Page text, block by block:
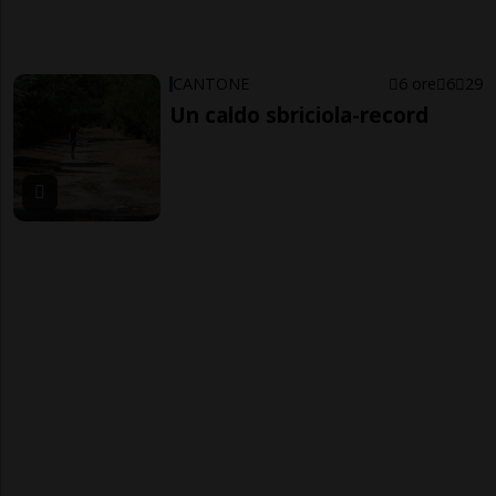
CANTONE 6 ore 6 29
Un caldo sbriciola-record